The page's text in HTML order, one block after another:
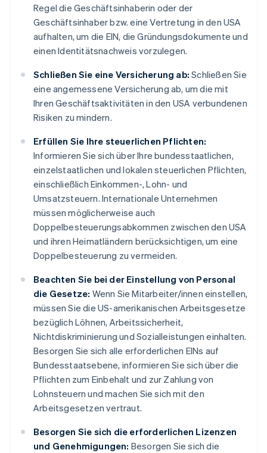
Regel die Geschäftsinhaberin oder der
Geschäftsinhaber bzw. eine Vertretung in den USA
aufhalten, um die EIN, die Gründungsdokumente und
einen Identitätsnachweis vorzulegen.
Schließen Sie eine Versicherung ab: Schließen Sie
eine angemessene Versicherung ab, um die mit
Ihren Geschäftsaktivitäten in den USA verbundenen
Risiken zu mindern.
Erfüllen Sie Ihre steuerlichen Pflichten:
Informieren Sie sich über Ihre bundesstaatlichen,
einzelstaatlichen und lokalen steuerlichen Pflichten,
einschließlich Einkommen-, Lohn- und
Umsatzsteuern. Internationale Unternehmen
müssen möglicherweise auch
Doppelbesteuerungsabkommen zwischen den USA
und ihren Heimatländern berücksichtigen, um eine
Doppelbesteuerung zu vermeiden.
Beachten Sie bei der Einstellung von Personal
die Gesetze: Wenn Sie Mitarbeiter/innen einstellen,
müssen Sie die US-amerikanischen Arbeitsgesetze
bezüglich Löhnen, Arbeitssicherheit,
Nichtdiskriminierung und Sozialleistungen einhalten.
Besorgen Sie sich alle erforderlichen EINs auf
Bundesstaatsebene, informieren Sie sich über die
Pflichten zum Einbehalt und zur Zahlung von
Lohnsteuern und machen Sie sich mit den
Arbeitsgesetzen vertraut.
Besorgen Sie sich die erforderlichen Lizenzen
und Genehmigungen: Besorgen Sie sich die